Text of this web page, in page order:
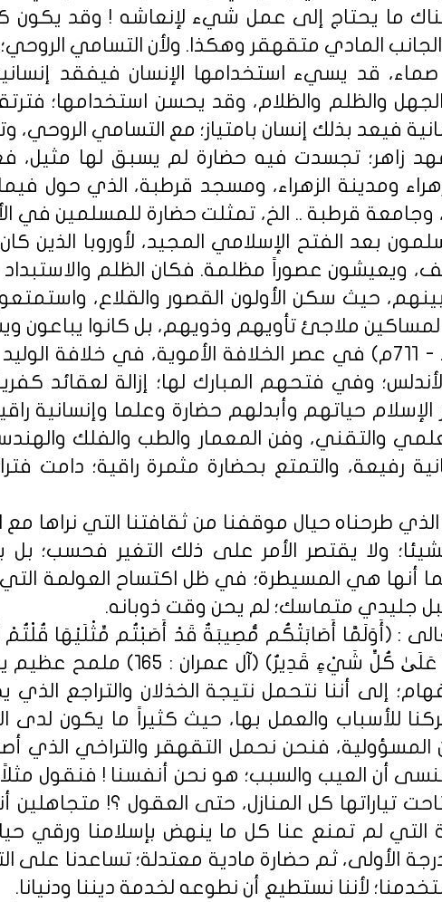
ما يحتاج إلى عمل شيء لإنعاشه ! وقد يكون
المادي متقهقر وهكذا. ولأن التسامي الروحي؛
صماء، قد يسيء استخدامها الإنسان فيفقد
والظلم والظلام، وقد يحسن استخدامها؛
فيعد بذلك إنسان بامتياز؛ مع التسامي الروحي،
زاهر؛ تجسدت فيه حضارة لم يسبق لها مثيل،
ومدينة الزهراء، ومسجد قرطبة، الذي حول
وجامعة قرطبة .. الخ، تمثلت حضارة للمسلمين في
بعد الفتح الإسلامي المجيد، لأوروبا الذين
ويعيشون عصوراً مظلمة. فكان الظلم
حيث سكن الأولون القصور والقلاع،
ملاجئ تأويهم وذويهم، بل كانوا يباعون
وفي سنة (92هـ - 711م) في عصر الخلافة الأموية، في خلافة
وفي فتحهم المبارك لها؛ إزالة لعقائد
الإسلام حياتهم وأبدلهم حضارة وعلما وإنسانية
والتقني، وفن المعمار والطب والفلك
رفيعة، والتمتع بحضارة مثمرة راقية؛ دامت
الذي طرحناه حيال موقفنا من ثقافتنا التي نراها
ولا يقتصر الأمر على ذلك التغير فحسب؛ بل
بما أنها هي المسيطرة؛ في ظل اكتساح العولمة
جليدي متماسك؛ لم يحن وقت ذوبانه.
: (أَوَلَمَّا أَصَابَتْكُم مُّصِيبَةٌ قَدْ أَصَبْتُم مِّثْلَيْهَا
أَنفُسِكُمْ ۗ إِنَّ اللَّهَ عَلَىٰ كُلِّ شَيْءٍ
إلى أننا نتحمل نتيجة الخذلان والتراجع الذي
للأسباب والعمل بها، حيث كثيراً ما يكون لدى
المسؤولية، فنحن نحمل التقهقر والتراخي الذي
أن العيب والسبب؛ هو نحن أنفسنا ! فنقول
تياراتها كل المنازل، حتى العقول ؟! متجاهلين
التي لم تمنع عنا كل ما ينهض بإسلامنا ورقي
الأولى، ثم حضارة مادية معتدلة؛ تساعدنا على
لأننا نستطيع أن نطوعه لخدمة ديننا ودنيانا.